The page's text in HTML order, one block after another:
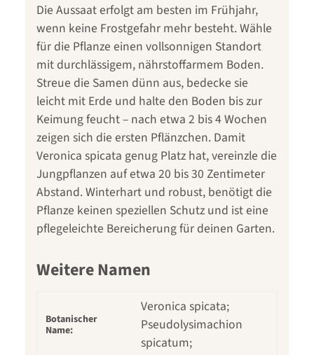
Die Aussaat erfolgt am besten im Frühjahr,
wenn keine Frostgefahr mehr besteht. Wähle
für die Pflanze einen vollsonnigen Standort
mit durchlässigem, nährstoffarmem Boden.
Streue die Samen dünn aus, bedecke sie
leicht mit Erde und halte den Boden bis zur
Keimung feucht – nach etwa 2 bis 4 Wochen
zeigen sich die ersten Pflänzchen. Damit
Veronica spicata genug Platz hat, vereinzle die
Jungpflanzen auf etwa 20 bis 30 Zentimeter
Abstand. Winterhart und robust, benötigt die
Pflanze keinen speziellen Schutz und ist eine
pflegeleichte Bereicherung für deinen Garten.
Weitere Namen
Botanischer
Name:
Veronica spicata;
Pseudolysimachion
spicatum;